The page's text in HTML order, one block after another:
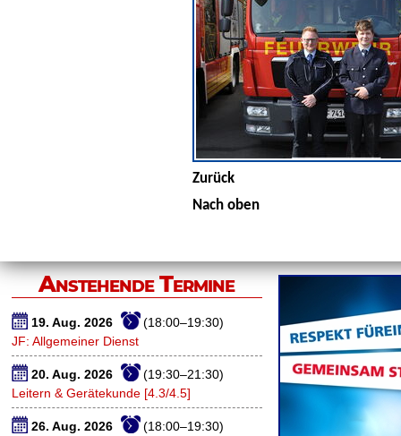
Zurück
Nach oben
Anstehende Termine
19. Aug. 2026
(18:00–19:30)
JF: Allgemeiner Dienst
20. Aug. 2026
(19:30–21:30)
Leitern & Gerätekunde [4.3/4.5]
26. Aug. 2026
(18:00–19:30)